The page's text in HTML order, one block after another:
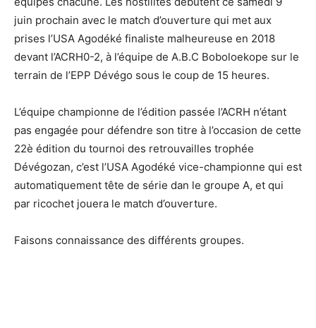
juin prochain avec le match d’ouverture qui met aux
prises l’USA Agodéké finaliste malheureuse en 2018
devant l’ACRH0-2, à l’équipe de A.B.C Boboloekope sur le
terrain de l’EPP Dévégo sous le coup de 15 heures.
L’équipe championne de l’édition passée l’ACRH n’étant
pas engagée pour défendre son titre à l’occasion de cette
22è édition du tournoi des retrouvailles trophée
Dévégozan, c’est l’USA Agodéké vice-championne qui est
automatiquement tête de série dan le groupe A, et qui
par ricochet jouera le match d’ouverture.
Faisons connaissance des différents groupes.